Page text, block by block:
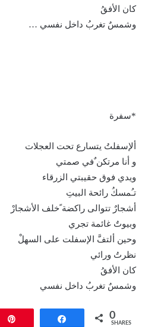
كان الأفقُ
وشمسٌ تغربُ داخل نفسي …
*سفرة
ألإسفلتُ يتسارع تحت العجلات
و أنا مرتكن ٌفي صمتي
ويدي فوق حقيبتي الزرقاء
تـُمسكُ رائحة البيتِ
أشجارٌ تتوالى راكضة ًخلف الأشجارْ
وبيوتٌ غائمة تجري
وحين ألتفَّ الإسفلت على السهلْ
نظرتُ ورائي
كان الأفقُ
وشمسٌ تغربُ داخل نفسي
Share 0
SHARES